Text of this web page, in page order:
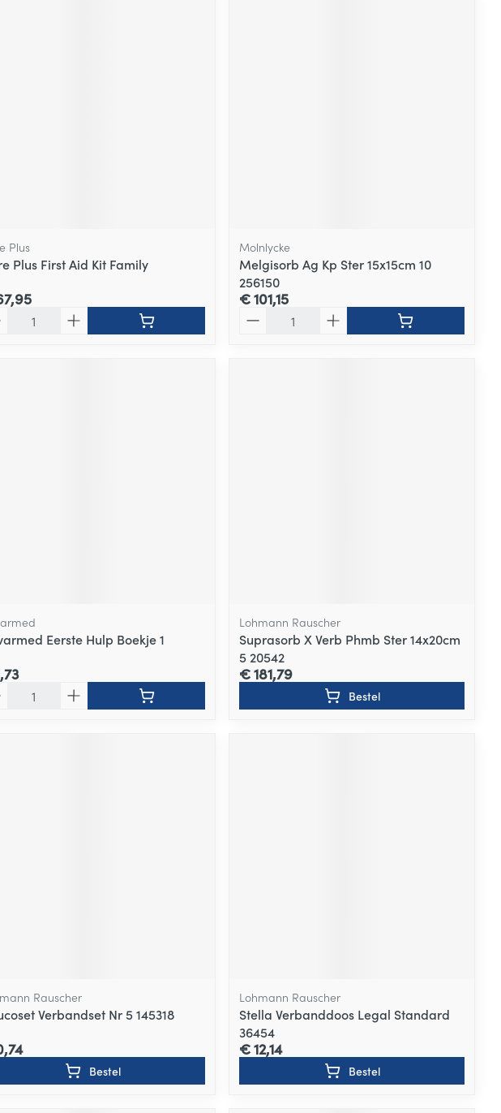
Plus
Plus First Aid Kit Family
Molnlycke
Melgisorb Ag Kp Ster 15x15cm 10
256150
€ 101,15
Eerste Hulp Boekje 1
Lohmann Rauscher
Suprasorb X Verb Phmb Ster 14x20cm
5 20542
€ 181,79
Bestel
Rauscher
Verbandset Nr 5 145318
Bestel
Lohmann Rauscher
Stella Verbanddoos Legal Standard
36454
€ 12,14
Bestel